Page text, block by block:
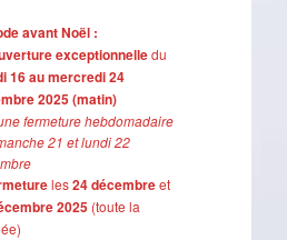
avant Noël :
exceptionnelledu
16 au mercredi 24
2025 (matin)
fermeture hebdomadaire
21 et lundi 22
les24 décembreet
2025(toute la